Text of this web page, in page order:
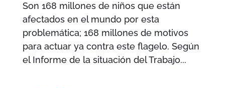
Son 168 millones de niños que están
afectados en el mundo por esta
problemática; 168 millones de motivos
para actuar ya contra este flagelo. Según
el Informe de la situación del Trabajo...